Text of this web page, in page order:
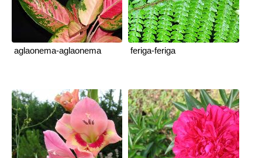
aglaonema-aglaonema feriga-feriga